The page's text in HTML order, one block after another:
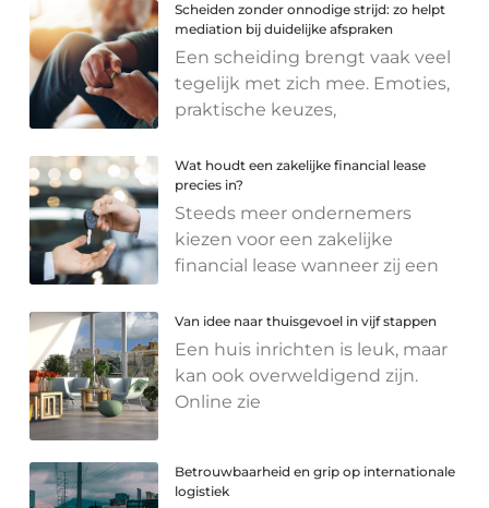
Scheiden zonder onnodige strijd: zo helpt
mediation bij duidelijke afspraken
Een scheiding brengt vaak veel
tegelijk met zich mee. Emoties,
praktische keuzes,
Wat houdt een zakelijke financial lease
precies in?
Steeds meer ondernemers
kiezen voor een zakelijke
financial lease wanneer zij een
Van idee naar thuisgevoel in vijf stappen
Een huis inrichten is leuk, maar
kan ook overweldigend zijn.
Online zie
Betrouwbaarheid en grip op internationale
logistiek